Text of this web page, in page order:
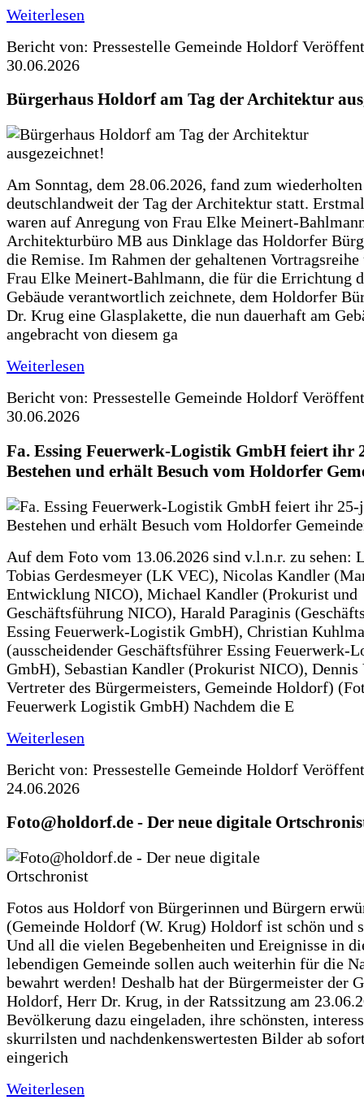
Weiterlesen
Bericht von: Pressestelle Gemeinde Holdorf
30.06.2026
Bürgerhaus Holdorf am Tag der Architektur
Am Sonntag, dem 28.06.2026, fand zum
deutschlandweit der Tag der Architektur statt.
waren auf Anregung von Frau Elke Meinert-
Architekturbüro MB aus Dinklage das Holdorfer
die Remise. Im Rahmen der gehaltenen
Frau Elke Meinert-Bahlmann, die für die Errichtung
Gebäude verantwortlich zeichnete, dem Holdorfer
Dr. Krug eine Glasplakette, die nun dauerhaft am
angebracht von diesem ga
Weiterlesen
Bericht von: Pressestelle Gemeinde Holdorf
30.06.2026
Fa. Essing Feuerwerk-Logistik GmbH feiert ihr
Bestehen und erhält Besuch vom Holdorfer
Auf dem Foto vom 13.06.2026 sind v.l.n.r. zu sehen:
Tobias Gerdesmeyer (LK VEC), Nicolas Kandler
Entwicklung NICO), Michael Kandler (Prokurist und
Geschäftsführung NICO), Harald Paraginis
Essing Feuerwerk-Logistik GmbH), Christian
(ausscheidender Geschäftsführer Essing Feuerwerk-
GmbH), Sebastian Kandler (Prokurist NICO),
Vertreter des Bürgermeisters, Gemeinde Holdorf)
Feuerwerk Logistik GmbH) Nachdem die E
Weiterlesen
Bericht von: Pressestelle Gemeinde Holdorf
24.06.2026
Foto@holdorf.de - Der neue digitale
Fotos aus Holdorf von Bürgerinnen und Bürgern
(Gemeinde Holdorf (W. Krug) Holdorf ist schön und
Und all die vielen Begebenheiten und Ereignisse in
lebendigen Gemeinde sollen auch weiterhin für die
bewahrt werden! Deshalb hat der Bürgermeister der
Holdorf, Herr Dr. Krug, in der Ratssitzung am
Bevölkerung dazu eingeladen, ihre schönsten,
skurrilsten und nachdenkenswertesten Bilder ab
eingerich
Weiterlesen